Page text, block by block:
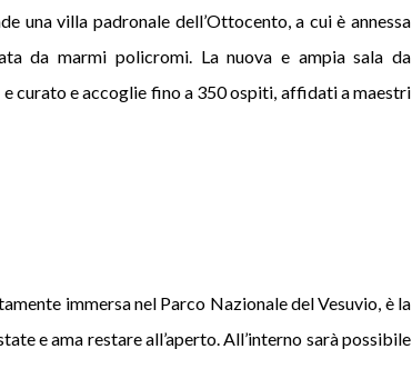
una villa padronale dell’Ottocento, a cui è annessa
da marmi policromi. La nuova e ampia sala da
curato e accoglie fino a 350 ospiti, affidati a maestri
immersa nel Parco Nazionale del Vesuvio, è la
e ama restare all’aperto. All’interno sarà possibile